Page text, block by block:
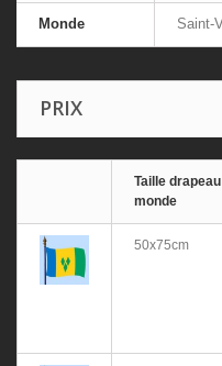
Monde Saint-
PRIX
Taille drapeau
monde
50x75cm